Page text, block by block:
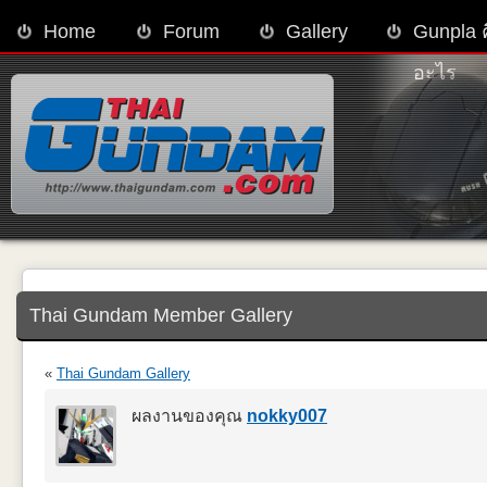
Home Forum Gallery
Gunpla
อะไร
Thai Gundam Member Gallery
« Thai Gundam Gallery
ผลงานของคุณ nokky007